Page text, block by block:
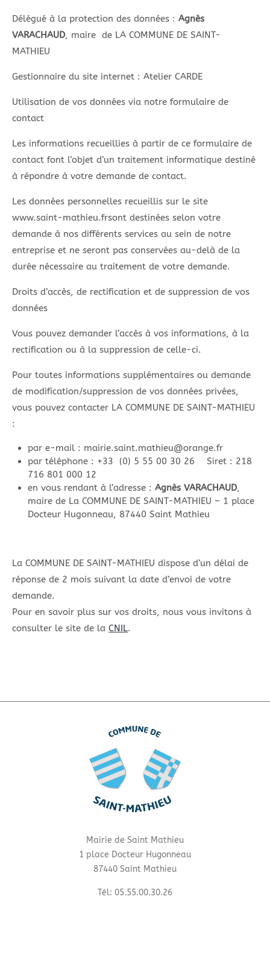
Délégué à la protection des données : Agnès
VARACHAUD, maire de LA COMMUNE DE SAINT-
MATHIEU
Gestionnaire du site internet : Atelier CARDE
Utilisation de vos données via notre formulaire de
contact
Les informations recueillies à partir de ce formulaire de
contact font l’objet d’un traitement informatique destiné
à répondre à votre demande de contact.
Les données personnelles recueillis sur le site
www.saint-mathieu.frsont destinées selon votre
demande à nos différents services au sein de notre
entreprise et ne seront pas conservées au-delà de la
durée nécessaire au traitement de votre demande.
Droits d’accès, de rectification et de suppression de vos
données
Vous pouvez demander l’accès à vos informations, à la
rectification ou à la suppression de celle-ci.
Pour toutes informations supplémentaires ou demande
de modification/suppression de vos données privées,
vous pouvez contacter LA COMMUNE DE SAINT-MATHIEU
:
par e-mail : mairie.saint.mathieu@orange.fr
par téléphone : +33 (0) 5 55 00 30 26 Siret : 218
716 801 000 12
en vous rendant à l’adresse : Agnès VARACHAUD,
maire de La COMMUNE DE SAINT-MATHIEU – 1 place
Docteur Hugonneau, 87440 Saint Mathieu
La COMMUNE DE SAINT-MATHIEU dispose d’un délai de
réponse de 2 mois suivant la date d’envoi de votre
demande.
Pour en savoir plus sur vos droits, nous vous invitons à
consulter le site de la CNIL.
Mairie de Saint Mathieu
1 place Docteur Hugonneau
87440 Saint Mathieu
Tél: 05.55.00.30.26